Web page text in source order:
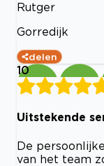
Rutger
Gorredijk
delen
10
Uitstekende
De
van het team